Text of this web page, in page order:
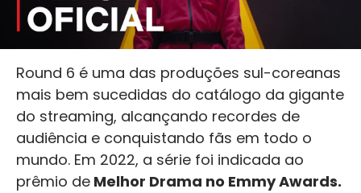
Round 6 é uma das produções sul-coreanas
mais bem sucedidas do catálogo da gigante
do streaming, alcançando recordes de
audiência e conquistando fãs em todo o
mundo. Em 2022, a série foi indicada ao
prêmio de Melhor Drama no Emmy Awards.